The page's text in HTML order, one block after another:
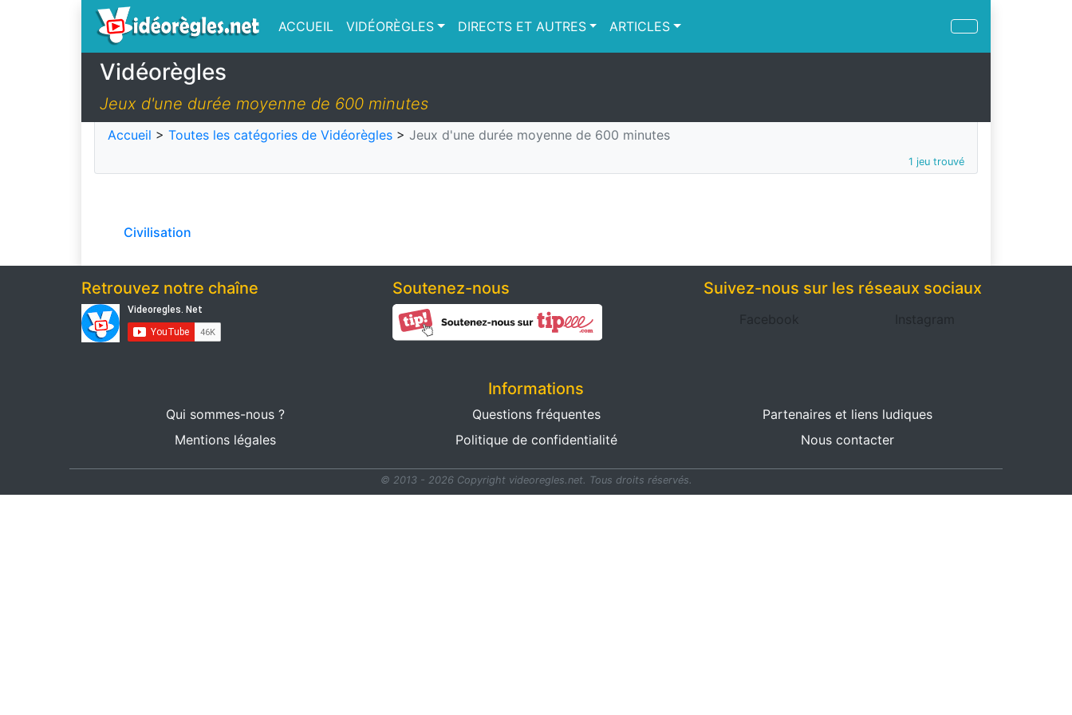
ACCUEIL VIDÉORÈGLES DIRECTS ET AUTRES ARTICLES
Vidéorègles
Jeux d'une durée moyenne de 600 minutes
Accueil > Toutes les catégories de Vidéorègles > Jeux d'une durée moyenne de 600 minutes
1 jeu trouvé
Civilisation
Retrouvez notre chaîne Soutenez-nous Suivez-nous sur les réseaux sociaux
Facebook Instagram
Informations
Qui sommes-nous ? Questions fréquentes
Partenaires et liens ludiques
Mentions légales
Politique de confidentialité Nous contacter
© 2013 - 2026 Copyright videoregles.net. Tous droits réservés.